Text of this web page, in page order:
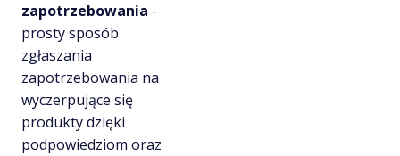
zapotrzebowania -
prosty sposób
zgłaszania
zapotrzebowania na
wyczerpujące się
produkty dzięki
podpowiedziom oraz